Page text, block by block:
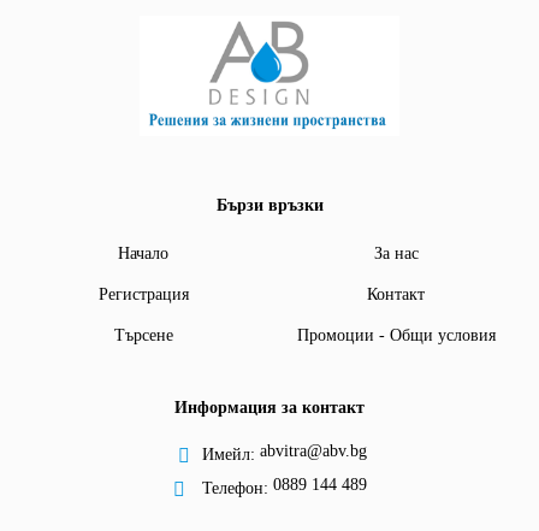
Бързи връзки
Начало За нас
Регистрация Контакт
Търсене Промоции - Общи условия
Информация за контакт
Имейл: abvitra@abv.bg
Телефон: 0889 144 489